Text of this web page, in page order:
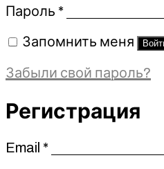
Пароль *Обязательно
Запомнить меня
Забыли свой пароль?
Регистрация
Email *Обязательно